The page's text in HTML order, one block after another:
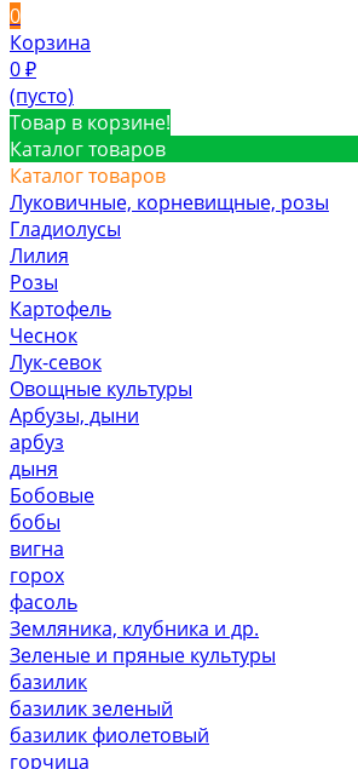
0
Корзина
0 ₽
(пусто)
Товар в корзине!
Каталог товаров
Каталог товаров
Луковичные, корневищные, розы
Гладиолусы
Лилия
Розы
Картофель
Чеснок
Лук-севок
Овощные культуры
Арбузы, дыни
арбуз
дыня
Бобовые
бобы
вигна
горох
фасоль
Земляника, клубника и др.
Зеленые и пряные культуры
базилик
базилик зеленый
базилик фиолетовый
горчица